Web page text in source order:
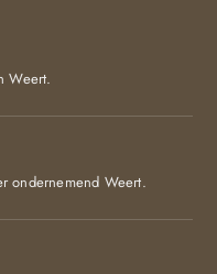
Weert.
ondernemend Weert.